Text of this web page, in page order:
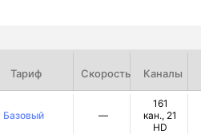
Тариф Скорость Каналы
Базовый —
161
кан., 21
HD